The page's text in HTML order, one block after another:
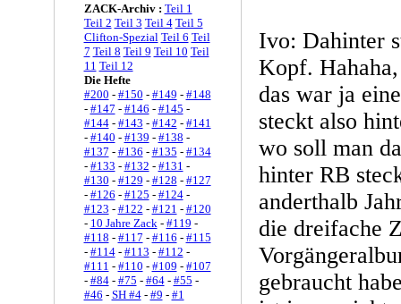
ZACK-Archiv : Teil 1
Teil 2 Teil 3 Teil 4 Teil 5
Clifton-Spezial Teil 6 Teil
7 Teil 8 Teil 9 Teil 10 Teil
11 Teil 12
Die Hefte
#200 - #150 - #149 - #148
- #147 - #146 - #145 -
#144- #143 - #142 - #141
- #140 - #139 - #138 -
#137 - #136 - #135 - #134
- #133 - #132 - #131 -
#130 - #129 - #128 - #127
- #126 - #125 - #124-
#123 - #122 - #121 - #120
- 10 Jahre Zack- #119 -
#118 - #117 - #116 - #115
- #114- #113 - #112 -
#111 - #110 - #109 - #107
- #84- #75 - #64- #55 -
#46 - SH #4- #9 - #1
Ivo: Dahinter
Kopf.
das war ja
steckt also
wo soll man
hinter RB
anderthalb
die dreifache
gebraucht